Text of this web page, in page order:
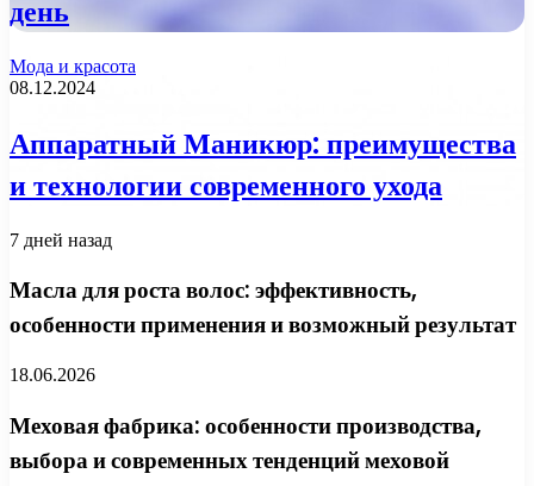
день
Мода и красота
08.12.2024
Аппаратный Маникюр: преимущества
и технологии современного ухода
7 дней назад
Масла для роста волос: эффективность,
особенности применения и возможный результат
18.06.2026
Меховая фабрика: особенности производства,
выбора и современных тенденций меховой